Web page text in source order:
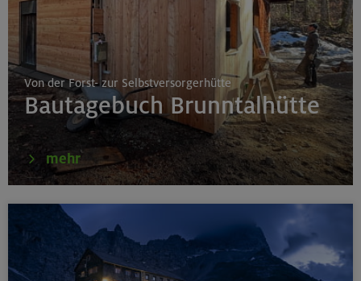
Von der Forst- zur Selbstversorgerhütte
Bautagebuch Brunntalhütte
mehr